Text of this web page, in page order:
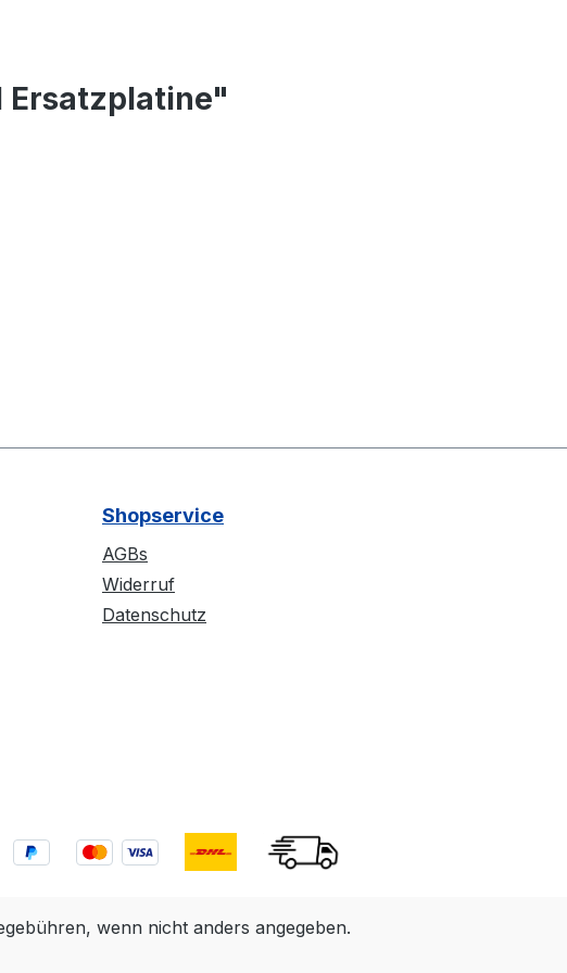
Ersatzplatine"
Shopservice
AGBs
Widerruf
Datenschutz
wenn nicht anders angegeben.